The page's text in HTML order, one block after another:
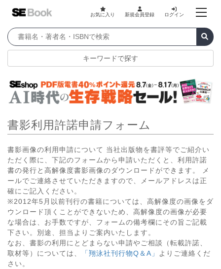
お気に入り 新規会員登録 ログイン
キーワードで探す
書影利用許諾申請フォーム
書影画像の利用申請について 当社出版物を書評等でご紹介い
ただく際に、下記のフォームから申請いただくと、利用許諾
書の発行と高解像度書影画像のダウンロードができます。 メ
ールでご連絡させていただきますので、メールアドレスは正
確にご記入ください。
※2012年5月以前刊行の書籍については、高解像度の画像をダ
ウンロード頂くことができないため、高解像度の画像が必要
な場合は、お手数ですが、フォームの備考欄にその旨ご記載
下さい。別途、担当よりご案内いたします。
なお、書影の利用にとどまらない申請やご相談（転載許諾、
取材等）については、
「翔泳社刊行物Q＆A」
よりご連絡くだ
さい。